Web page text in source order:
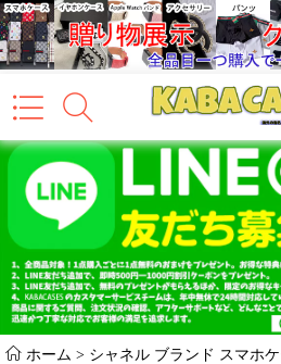
ホーム > シャネル ブランド スマホ